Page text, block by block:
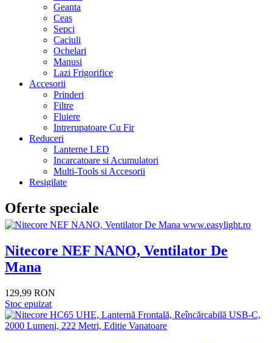
Geanta
Ceas
Sepci
Caciuli
Ochelari
Manusi
Lazi Frigorifice
Accesorii
Prinderi
Filtre
Fluiere
Intrerupatoare Cu Fir
Reduceri
Lanterne LED
Incarcatoare si Acumulatori
Multi-Tools si Accesorii
Resigilate
Oferte speciale
Nitecore NEF NANO, Ventilator De
Mana
129,99 RON
Stoc epuizat